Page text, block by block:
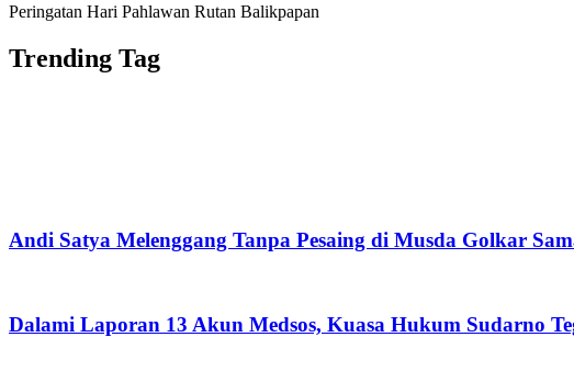
Peringatan Hari Pahlawan Rutan Balikpapan
Trending Tag
Andi Satya Melenggang Tanpa Pesaing di Musda Golkar
Dalami Laporan 13 Akun Medsos, Kuasa Hukum Sudarno